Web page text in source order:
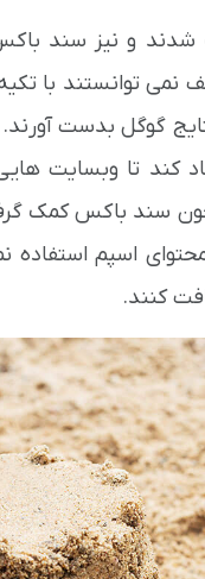
شدند و نیز سند
توانستند با
گوگل بدست
کند تا وبسایت
سند باکس کمک
اسپم
کنند.